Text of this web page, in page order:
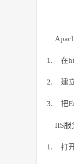
1. 在
2. 建
3. 把
IIS服
1. 打